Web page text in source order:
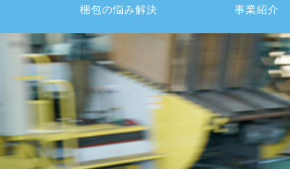
ッ
梱包の悩み解決 事業紹介